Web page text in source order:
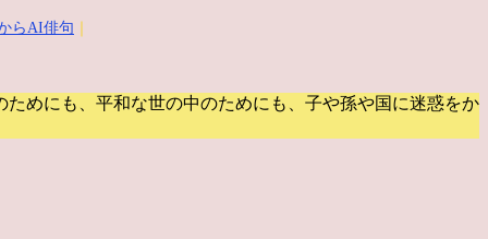
らAI俳句
ためにも、平和な世の中のためにも、子や孫や国に迷惑をか